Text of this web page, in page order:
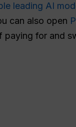
leading AI
can also open
for and